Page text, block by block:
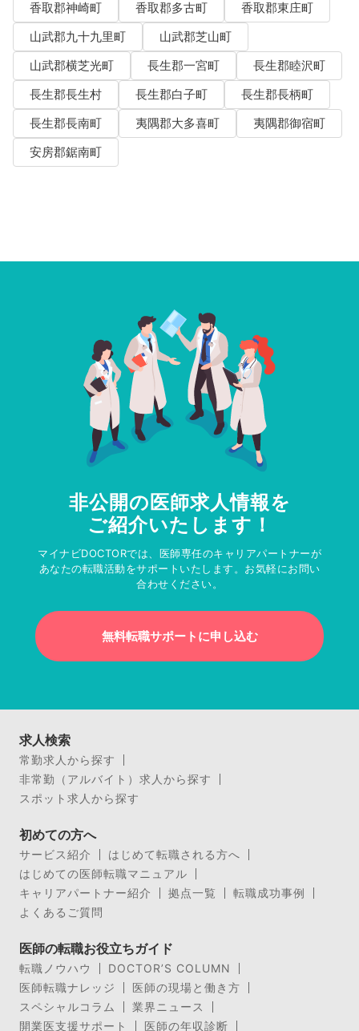
香取郡神崎町
香取郡多古町
香取郡東庄町
山武郡九十九里町
山武郡芝山町
山武郡横芝光町
長生郡一宮町
長生郡睦沢町
長生郡長生村
長生郡白子町
長生郡長柄町
長生郡長南町
夷隅郡大多喜町
夷隅郡御宿町
安房郡鋸南町
非公開の医師求人情報を
ご紹介いたします！
マイナビDOCTORでは、医師専任のキャリアパートナーが
あなたの転職活動をサポートいたします。お気軽にお問い
合わせください。
無料転職サポートに申し込む
求人検索
常勤求人から探す
非常勤（アルバイト）求人から探す
スポット求人から探す
初めての方へ
サービス紹介
はじめて転職される方へ
はじめての医師転職マニュアル
キャリアパートナー紹介
拠点一覧
転職成功事例
よくあるご質問
医師の転職お役立ちガイド
転職ノウハウ
DOCTOR’S COLUMN
医師転職ナレッジ
医師の現場と働き方
スペシャルコラム
業界ニュース
開業医支援サポート
医師の年収診断